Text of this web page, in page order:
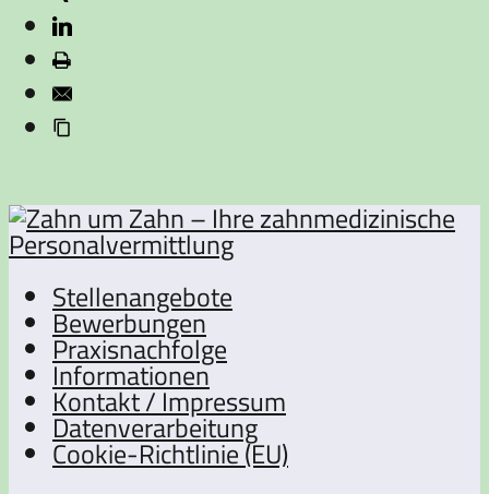
Stellenangebote
Bewerbungen
Praxisnachfolge
Informationen
Kontakt / Impressum
Datenverarbeitung
Cookie-Richtlinie (EU)